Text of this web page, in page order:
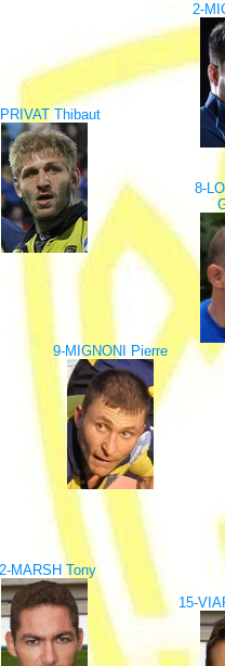
2-
Thibaut
8-
9-MIGNONI Pierre
MARSH Tony
15-